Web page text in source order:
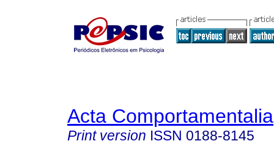
Acta Comportamentalia
Print version ISSN 0188-8145